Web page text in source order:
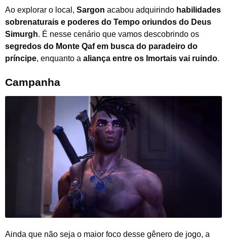
Ao explorar o local, Sargon acabou adquirindo habilidades
sobrenaturais e poderes do Tempo oriundos do Deus
Simurgh. É nesse cenário que vamos descobrindo os
segredos do Monte Qaf em busca do paradeiro do
príncipe, enquanto a aliança entre os Imortais vai ruindo.
Campanha
Ainda que não seja o maior foco desse gênero de jogo, a